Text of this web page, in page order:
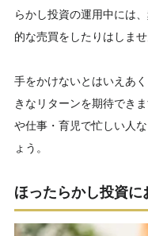
らかし投資の運用中には
的な売買をしたりはしませ
手をかけないとはいえあ
きなリターンを期待でき
や仕事・育児で忙しい人
ょう。
ほったらかし投資